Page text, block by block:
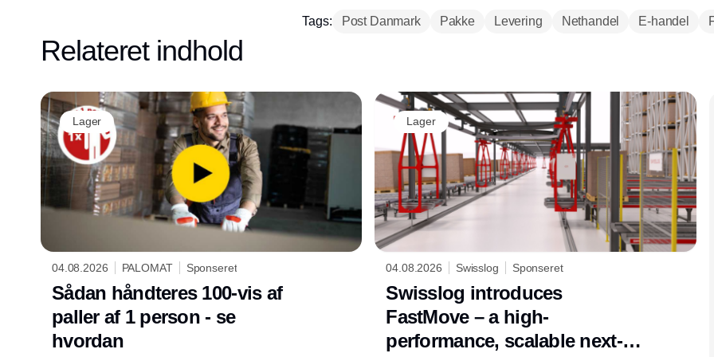
Tags: Post Danmark Pakke Levering Nethandel E-handel
Relateret indhold
Lager
04.08.2026 PALOMAT Sponseret
Sådan håndteres 100-vis af
paller af 1 person - se
hvordan
Lager
04.08.2026 Swisslog Sponseret
Swisslog introduces
FastMove – a high-
performance, scalable next-